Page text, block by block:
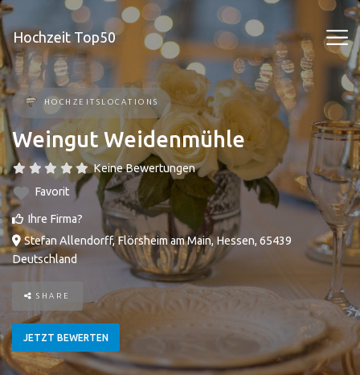
Hochzeit Top50
HOCHZEITSLOCATIONS
Weingut Weidenmühle
Keine Bewertungen
Favorit
Ihre Firma?
Stefan Allendorff, Flörsheim am Main,Hessen, 65439
Deutschland
SHARE
JETZT BEWERTEN